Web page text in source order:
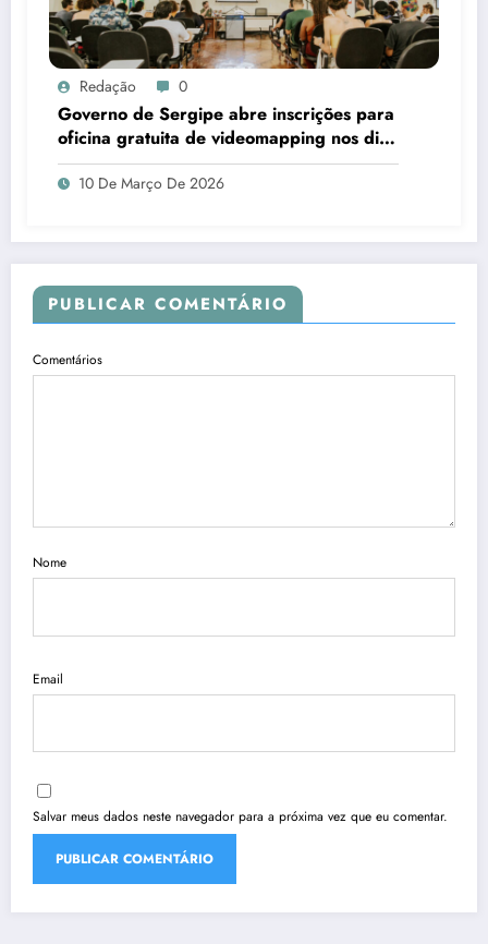
Redação 0
Governo de Sergipe abre inscrições para
oficina gratuita de videomapping nos dias
18 e 19 de março
10 De Março De 2026
PUBLICAR COMENTÁRIO
Comentários
Nome
Email
Salvar meus dados neste navegador para a próxima vez que eu comentar.